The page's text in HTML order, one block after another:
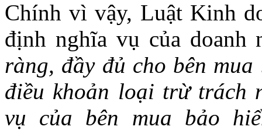
Chính vì vậy, Luật Kinh
định nghĩa vụ của doanh
ràng, đầy đủ cho bên
điều khoản loại trừ trách
vụ của bên mua bảo